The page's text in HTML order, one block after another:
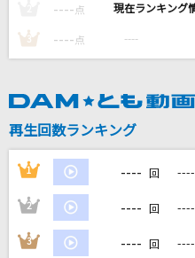
back number
もってけ!セーラーふく
香織・遠藤綾)
[生音]綾
My Hair is Bad
DAMの新曲
---- 点 ----
3 ---- 点 ----
再生回数ランキング
1 ---- 回 ----
2 ---- 回 ----
3 ---- 回 ----